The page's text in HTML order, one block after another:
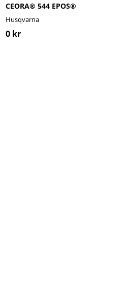
CEORA® 544 EPOS®
Husqvarna
0 kr